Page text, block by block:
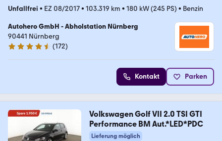
Unfallfrei • EZ 08/2017• 103.319 km • 180 kW (245 PS) • Benzin
Autohero GmbH - Abholstation Nürnberg
90441 Nürnberg
4.5 Sterne
(172)
Kontakt Parken
Volkswagen Golf VII 2.0 TSI GTI
Performance BM Aut.*LED*PDC
Lieferung möglich